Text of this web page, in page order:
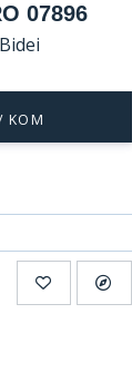
07896
KOM